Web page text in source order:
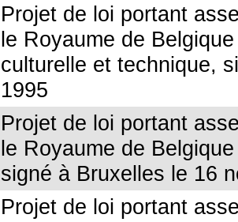
Projet de loi portant
le Royaume de
culturelle et technique,
1995
Projet de loi portant
le Royaume de
signé à Bruxelles le 16
Projet de loi portant